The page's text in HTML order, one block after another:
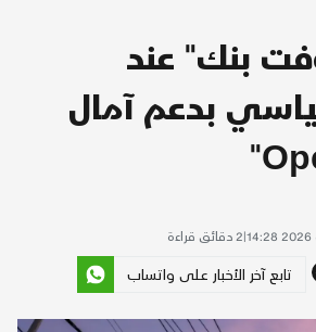
بنك" عند
بدعم آمال
|
2 دقائق قراءة
تابع آخر الأخبار على واتساب